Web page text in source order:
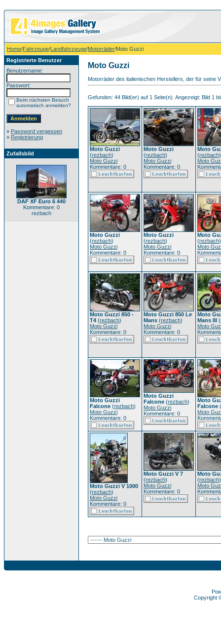
Home/Fahrzeuge/Landfahrzeuge/Motorräder/Moto Guzzi
Registrierte Benutzer
Benutzername:
Passwort:
Beim nächsten Besuch
automatisch anmelden?
» Password vergessen
» Registrierung
Zufallsbild
DAF XF Euro 6 440
Kommentare: 0
rezbach
Moto Guzzi
Motorräder des italienischen Herstellers, der für seine
Gefunden: 44 Bild(er) auf 1 Seite(n). Angezeigt: Bild 1
Moto Guzzi
(rezbach)
Moto Guzzi
Kommentare: 0
Moto Guzzi
(rezbach)
Moto Guzzi
Kommentare: 0
Moto
(rezbach)
Moto
Moto Guzzi
(rezbach)
Moto Guzzi
Kommentare: 0
Moto Guzzi
(rezbach)
Moto Guzzi
Kommentare: 0
Moto
(rezbach)
Moto
Moto Guzzi 850 -
T4 (rezbach)
Moto Guzzi
Kommentare: 0
Moto Guzzi 850 Le
Mans (rezbach)
Moto Guzzi
Kommentare: 0
Moto
Mans III (
Moto
Moto Guzzi
Falcone (rezbach)
Moto Guzzi
Kommentare: 0
Moto Guzzi
Falcone (rezbach)
Moto Guzzi
Kommentare: 0
Moto
Falcone (
Moto
Moto Guzzi V 1000
(rezbach)
Moto Guzzi
Kommentare: 0
Moto Guzzi V 7
(rezbach)
Moto Guzzi
Kommentare: 0
Moto
(rezbach)
Moto
Copyright